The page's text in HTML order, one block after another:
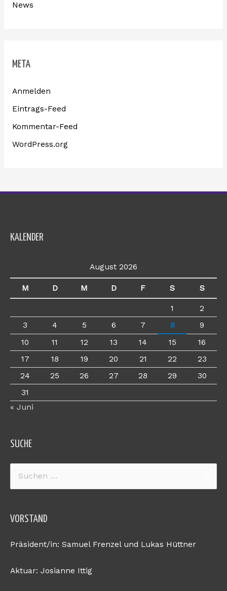
News
META
Anmelden
Eintrags-Feed
Kommentar-Feed
WordPress.org
KALENDER
August 2026
M D M D F S S
1
2
3
4 5 6 7 8
9
10
11 12 13 14 15
16
17
18 19 20 21 22
23
24
25 26 27 28 29
30
31
« Juni
SUCHE
Suchen
nach:
VORSTAND
Präsident/in: Samuel Frenzel und Lukas Hüttner
Aktuar: Josianne Ittig